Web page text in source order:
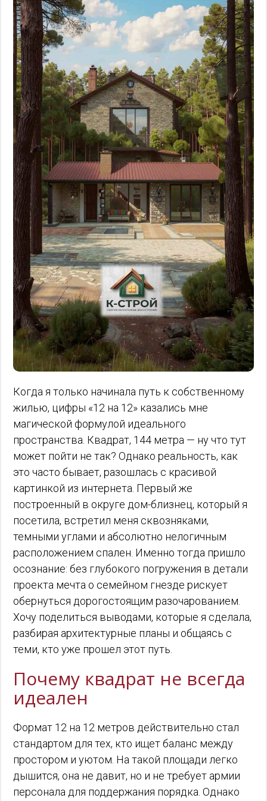
Когда я только начинала путь к собственному
жилью, цифры «12 на 12» казались мне
магической формулой идеального
пространства. Квадрат, 144 метра — ну что тут
может пойти не так? Однако реальность, как
это часто бывает, разошлась с красивой
картинкой из интернета. Первый же
построенный в округе дом-близнец, который я
посетила, встретил меня сквозняками,
темными углами и абсолютно нелогичным
расположением спален. Именно тогда пришло
осознание: без глубокого погружения в детали
проекта мечта о семейном гнезде рискует
обернуться дорогостоящим разочарованием.
Хочу поделиться выводами, которые я сделала,
разбирая архитектурные планы и общаясь с
теми, кто уже прошел этот путь.
Почему квадрат не всегда
идеален
Формат 12 на 12 метров действительно стал
стандартом для тех, кто ищет баланс между
простором и уютом. На такой площади легко
дышится, она не давит, но и не требует армии
персонала для поддержания порядка. Однако